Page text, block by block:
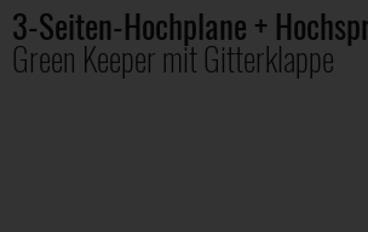
3-Seiten-Hochplane +
Green Keeper mit Gitterklappe